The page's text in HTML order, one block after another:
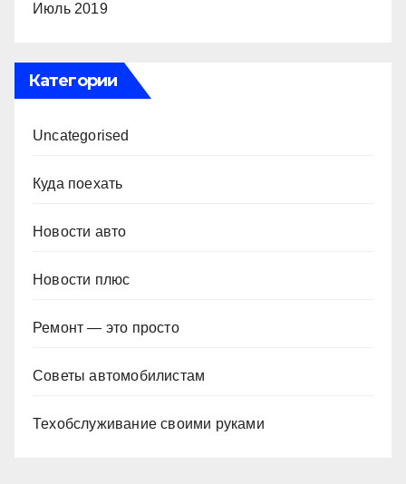
Июль 2019
Категории
Uncategorised
Куда поехать
Новости авто
Новости плюс
Ремонт — это просто
Советы автомобилистам
Техобслуживание своими руками